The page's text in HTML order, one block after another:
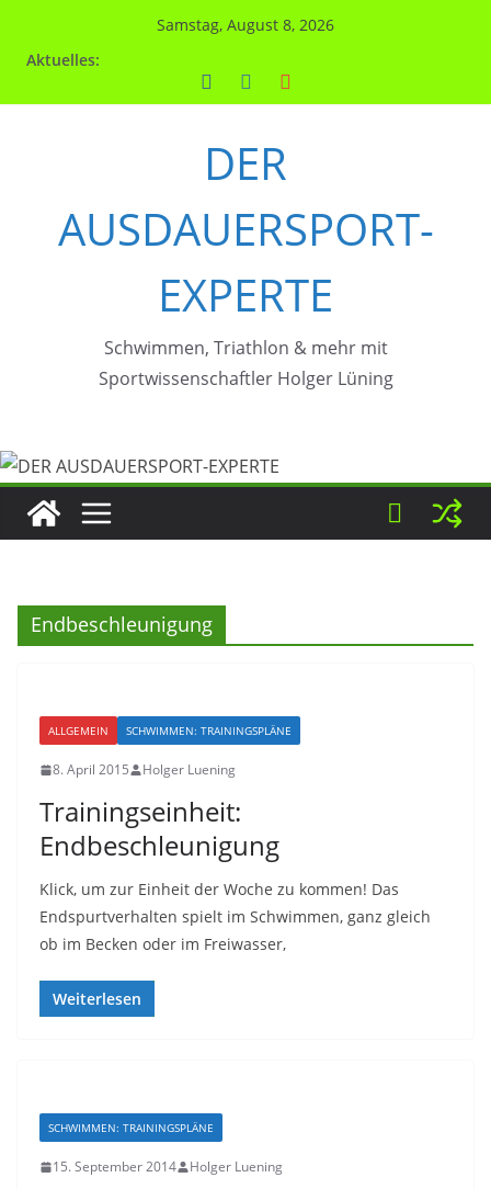
Samstag, August 8, 2026
Aktuelles:
DER
AUSDAUERSPORT-
EXPERTE
Schwimmen, Triathlon & mehr mit
Sportwissenschaftler Holger Lüning
Endbeschleunigung
ALLGEMEIN SCHWIMMEN: TRAININGSPLÄNE
8. April 2015 Holger Luening
Trainingseinheit:
Endbeschleunigung
Klick, um zur Einheit der Woche zu kommen! Das
Endspurtverhalten spielt im Schwimmen, ganz gleich
ob im Becken oder im Freiwasser,
Weiterlesen
SCHWIMMEN: TRAININGSPLÄNE
15. September 2014 Holger Luening